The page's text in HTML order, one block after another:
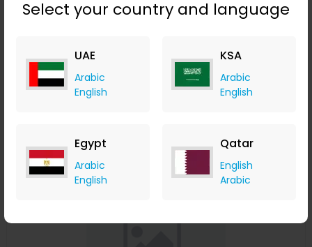
Select your country and language
UAE
Arabic
English
KSA
Arabic
English
Egypt
Arabic
English
Qatar
English
Arabic
Banggood
+ Upto 9.80% Cashback
USD7.49
Save 65%